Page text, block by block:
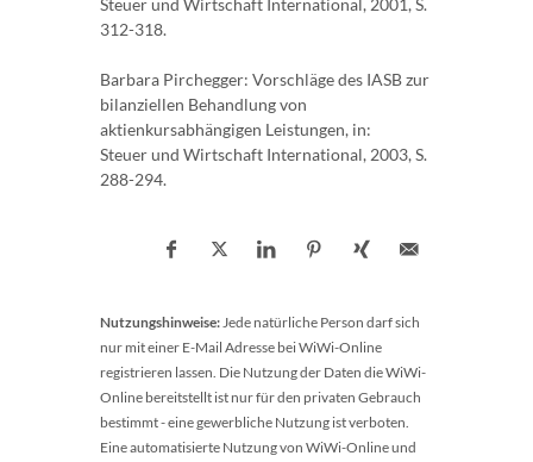
Steuer und Wirtschaft International, 2001, S.
312-318.
Barbara Pirchegger: Vorschläge des IASB zur
bilanziellen Behandlung von
aktienkursabhängigen Leistungen, in:
Steuer und Wirtschaft International, 2003, S.
288-294.
Nutzungshinweise:Jede natürliche Person darf sich
nur mit einer E-Mail Adresse bei WiWi-Online
registrieren lassen. Die Nutzung der Daten die WiWi-
Online bereitstellt ist nur für den privaten Gebrauch
bestimmt - eine gewerbliche Nutzung ist verboten.
Eine automatisierte Nutzung von WiWi-Online und